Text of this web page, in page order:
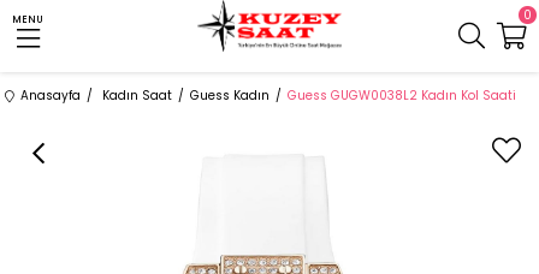
MENU 0
Anasayfa Kadın Saat Guess Kadın Guess GUGW0038L2 Kadın Kol Saati